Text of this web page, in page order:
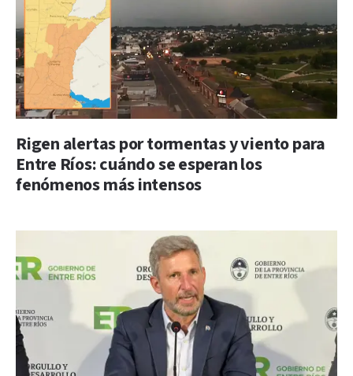
Rigen alertas por tormentas y viento para
Entre Ríos: cuándo se esperan los
fenómenos más intensos